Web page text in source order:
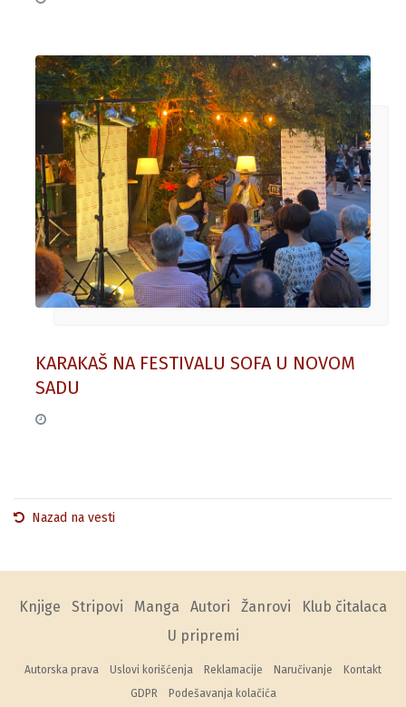
KARAKAŠ NA FESTIVALU SOFA U NOVOM
SADU
Nazad na vesti
Knjige Stripovi Manga Autori Žanrovi
Klub čitalaca
U pripremi
Autorska prava Uslovi korišćenja Reklamacije Naručivanje
Kontakt
GDPR
Podešavanja kolačića